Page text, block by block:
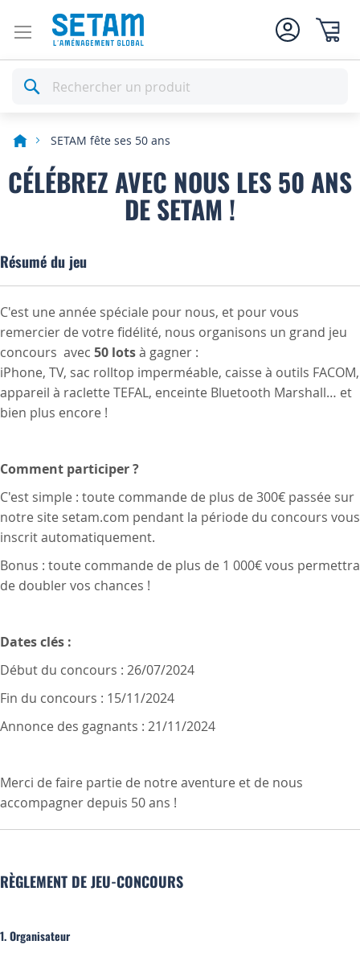
Rechercher
SETAM fête ses 50 ans
CÉLÉBREZ AVEC NOUS LES 50 ANS
DE SETAM !
Résumé du jeu
C'est une année spéciale pour nous, et pour vous
remercier de votre fidélité, nous organisons un grand jeu
concours avec 50 lotsà gagner :
iPhone, TV, sac rolltop imperméable, caisse à outils FACOM,
appareil à raclette TEFAL, enceinte Bluetooth Marshall… et
bien plus encore !
Comment participer ?
C'est simple : toute commande de plus de 300€ passée sur
notre site setam.com pendant la période du concours vous
inscrit automatiquement.
Bonus : toute commande de plus de 1 000€ vous permettra
de doubler vos chances !
Dates clés :
Début du concours : 26/07/2024
Fin du concours : 15/11/2024
Annonce des gagnants : 21/11/2024
Merci de faire partie de notre aventure et de nous
accompagner depuis 50 ans !
RÈGLEMENT DE JEU-CONCOURS
1. Organisateur